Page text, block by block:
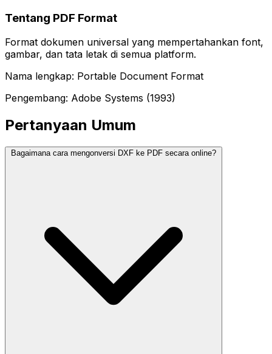
Tentang PDF Format
Format dokumen universal yang mempertahankan font,
gambar, dan tata letak di semua platform.
Nama lengkap: Portable Document Format
Pengembang: Adobe Systems (1993)
Pertanyaan Umum
Bagaimana cara mengonversi DXF ke PDF secara online?